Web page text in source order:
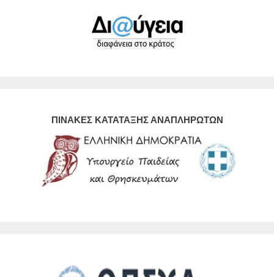
ΠΙΝΑΚΕΣ ΚΑΤΑΤΑΞΗΣ ΑΝΑΠΛΗΡΩΤΩΝ